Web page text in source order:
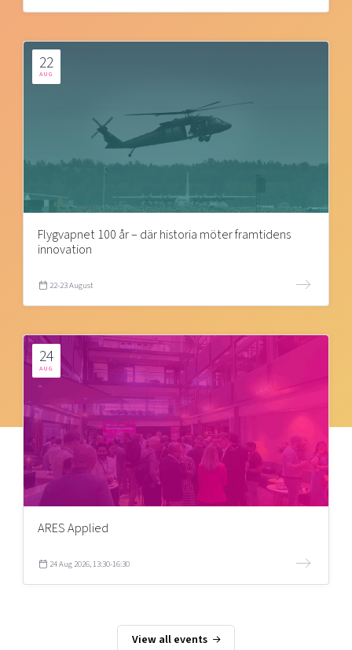
22
AUG
Flygvapnet 100 år – där historia möter framtidens
innovation
22-23 August
24
AUG
ARES Applied
24 Aug 2026, 13:30-16:30
View all events